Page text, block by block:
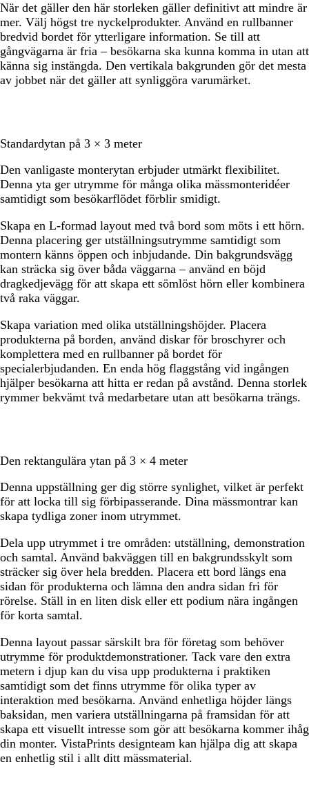
När det gäller den här storleken gäller definitivt att mindre är
mer. Välj högst tre nyckelprodukter. Använd en rullbanner
bredvid bordet för ytterligare information. Se till att
gångvägarna är fria – besökarna ska kunna komma in utan att
känna sig instängda. Den vertikala bakgrunden gör det mesta
av jobbet när det gäller att synliggöra varumärket.
Standardytan på 3 × 3 meter
Den vanligaste monterytan erbjuder utmärkt flexibilitet.
Denna yta ger utrymme för många olika mässmonteridéer
samtidigt som besökarflödet förblir smidigt.
Skapa en L-formad layout med två bord som möts i ett hörn.
Denna placering ger utställningsutrymme samtidigt som
montern känns öppen och inbjudande. Din bakgrundsvägg
kan sträcka sig över båda väggarna – använd en böjd
dragkedjevägg för att skapa ett sömlöst hörn eller kombinera
två raka väggar.
Skapa variation med olika utställningshöjder. Placera
produkterna på borden, använd diskar för broschyrer och
komplettera med en rullbanner på bordet för
specialerbjudanden. En enda hög flaggstång vid ingången
hjälper besökarna att hitta er redan på avstånd. Denna storlek
rymmer bekvämt två medarbetare utan att besökarna trängs.
Den rektangulära ytan på 3 × 4 meter
Denna uppställning ger dig större synlighet, vilket är perfekt
för att locka till sig förbipasserande. Dina mässmontrar kan
skapa tydliga zoner inom utrymmet.
Dela upp utrymmet i tre områden: utställning, demonstration
och samtal. Använd bakväggen till en bakgrundsskylt som
sträcker sig över hela bredden. Placera ett bord längs ena
sidan för produkterna och lämna den andra sidan fri för
rörelse. Ställ in en liten disk eller ett podium nära ingången
för korta samtal.
Denna layout passar särskilt bra för företag som behöver
utrymme för produktdemonstrationer. Tack vare den extra
metern i djup kan du visa upp produkterna i praktiken
samtidigt som det finns utrymme för olika typer av
interaktion med besökarna. Använd enhetliga höjder längs
baksidan, men variera utställningarna på framsidan för att
skapa ett visuellt intresse som gör att besökarna kommer ihåg
din monter. VistaPrints designteam kan hjälpa dig att skapa
en enhetlig stil i allt ditt mässmaterial.